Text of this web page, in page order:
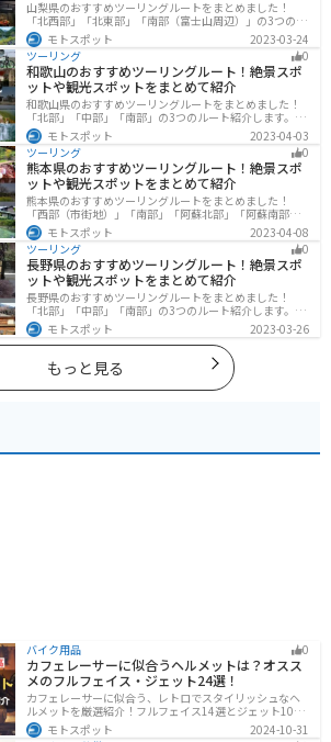
山梨県のおすすめツーリングルートをまとめました！
「北西部」「北東部」「南部（富士山周辺）」の3つのル
ート紹介します。富士山を中心に自然豊かな景色や食事
を楽しめるスポットが多数あります。バイクで山梨県に
ツーリングに行く際は参考にしてください。
モトスポット
2023-03-24
ツーリング
0
和歌山のおすすめツーリングルート！絶景スポ
ットや観光スポットをまとめて紹介
和歌山県のおすすめツーリングルートをまとめました！
「北部」「中部」「南部」の3つのルート紹介します。海
と山に囲まれた自然豊かなエリアが広がり、様々な楽し
み方ができます。バイクで和歌山県にツーリングに行く
際は参考にしてください。
モトスポット
2023-04-03
ツーリング
0
熊本県のおすすめツーリングルート！絶景スポ
ットや観光スポットをまとめて紹介
熊本県のおすすめツーリングルートをまとめました！
「西部（市街地）」「南部」「阿蘇北部」「阿蘇南部」
の4つのルート紹介します。阿蘇山や天草諸島をはじめと
した豊かな自然や、熊本城や水前寺成趣園など歴史ある
観光スポットが多数あり、様々な楽しみ方ができます。
バイクで熊本県にツーリングに行く際は参考にしてくだ
さい。
モトスポット
2023-04-08
ツーリング
0
長野県のおすすめツーリングルート！絶景スポ
ットや観光スポットをまとめて紹介
長野県のおすすめツーリングルートをまとめました！
「北部」「中部」「南部」の3つのルート紹介します。諏
訪湖やビーナスラインのような全国でも有名なツーリン
グスポットが多数あります。バイクで長野県にツーリン
グに行く際は参考にしてください。
モトスポット 2023-03-26
もっと見る
バイク用品 0
カフェレーサーに似合うヘルメットは？オスス
メのフルフェイス・ジェット24選！
カフェレーサーに似合う、レトロでスタイリッシュなヘ
ルメットを厳選紹介！フルフェイス14選とジェット10選
の多彩なラインナップで、安全性とデザインの両立を実
現。こだわりのヘルメットで、あなたのライダーズライ
モトスポット
2024-10-31